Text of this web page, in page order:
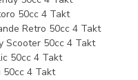
50cc 4 Takt
Retro 50cc 4 Takt
Scooter 50cc 4 Takt
50cc 4 Takt
50cc 4 Takt